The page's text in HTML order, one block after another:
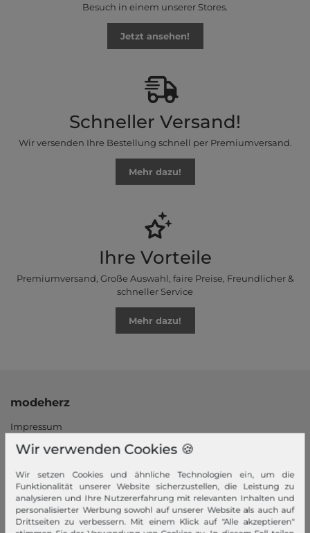
Besuch in einem unserer Stores.
Jetzt ansehen!
Schneller Versand!
Wir versenden Ihre Bestellung schnell per Premiumversand.
Mehr dazu!
Ihre Vorteile
Premiumversand, Große Auswahl, faire Preise, Freundlicher &
schneller Service
Mehr dazu!
modeherz
Impressum
AGB
Datenschutzerklärung
Datenschutzeinstellungen
Barrierefreiheitserklärung
Wir verwenden Cookies 🍪
Wir setzen Cookies und ähnliche Technologien ein, um die
Funktionalität unserer Website sicherzustellen, die Leistung zu
analysieren und Ihre Nutzererfahrung mit relevanten Inhalten und
personalisierter Werbung sowohl auf unserer Website als auch auf
Drittseiten zu verbessern. Mit einem Klick auf "Alle akzeptieren"